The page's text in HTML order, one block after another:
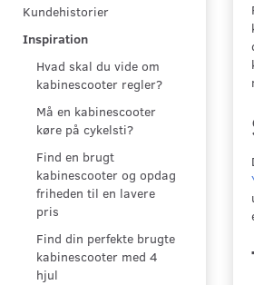
Kundehistorier
Inspiration
Hvad skal du vide om
kabinescooter regler?
Må en kabinescooter
køre på cykelsti?
Find en brugt
kabinescooter og opdag
friheden til en lavere
pris
Find din perfekte brugte
kabinescooter med 4
hjul